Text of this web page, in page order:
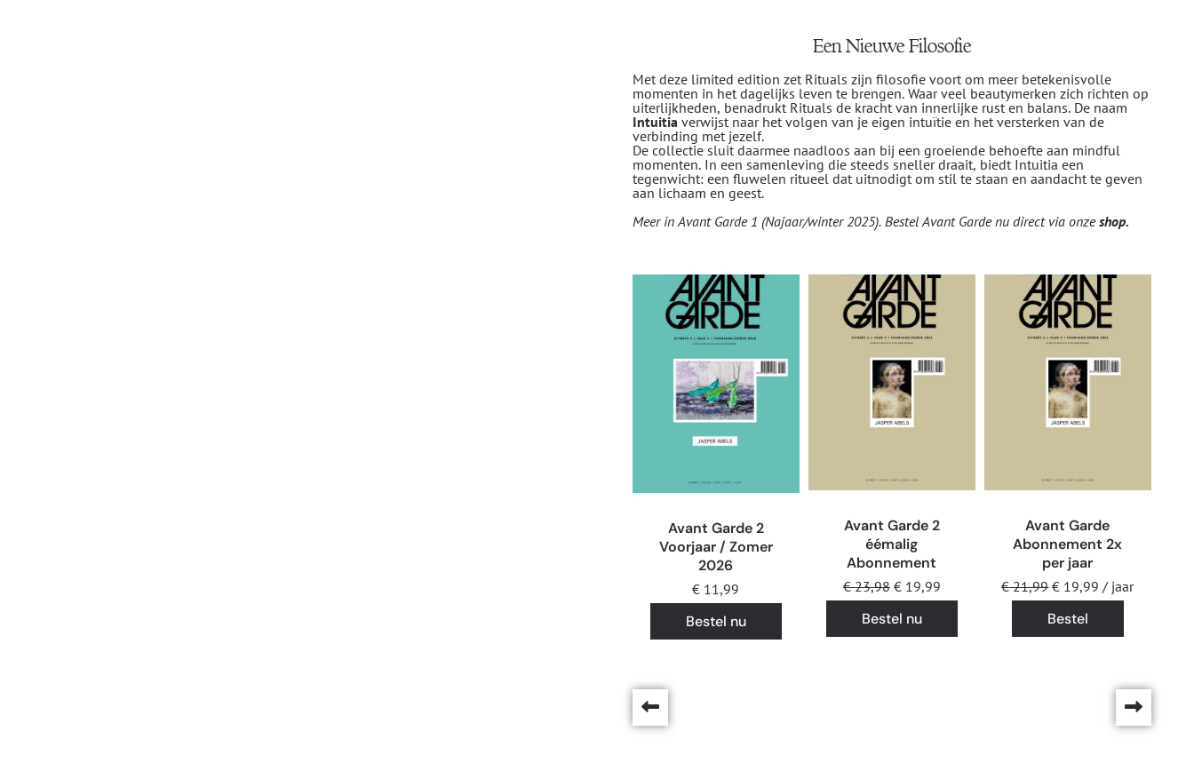
Een Nieuwe Filosofie
Met deze limited edition zet Rituals zijn filosofie voort om meer betekenisvolle
momenten in het dagelijks leven te brengen. Waar veel beautymerken zich richten op
uiterlijkheden, benadrukt Rituals de kracht van innerlijke rust en balans. De naam
Intuitia verwijst naar het volgen van je eigen intuïtie en het versterken van de
verbinding met jezelf.
De collectie sluit daarmee naadloos aan bij een groeiende behoefte aan mindful
momenten. In een samenleving die steeds sneller draait, biedt Intuitia een
tegenwicht: een fluwelen ritueel dat uitnodigt om stil te staan en aandacht te geven
aan lichaam en geest.
Meer in Avant Garde 1 (Najaar/winter 2025). Bestel Avant Garde nu direct via onzeshop.
Avant Garde 2
Voorjaar / Zomer
2026
€ 11,99
Bestel nu
Avant Garde 2
éémalig
Abonnement
€23,98 €19,99
Bestel nu
Avant Garde
Abonnement 2x
per jaar
€21,99 € 19,99 / jaar
Bestel